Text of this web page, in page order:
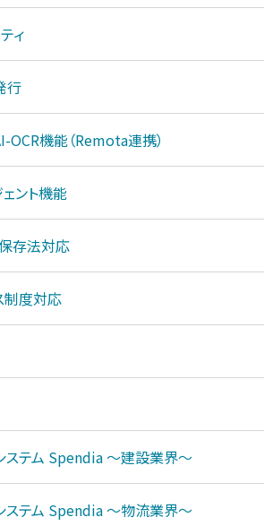
ィ
行
機能（Remota連携）
ント機能
存法対応
度対応
ステム Spendia ～建設業界～
ステム Spendia ～物流業界～